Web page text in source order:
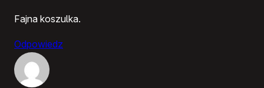
Fajna koszulka.
Odpowiedz